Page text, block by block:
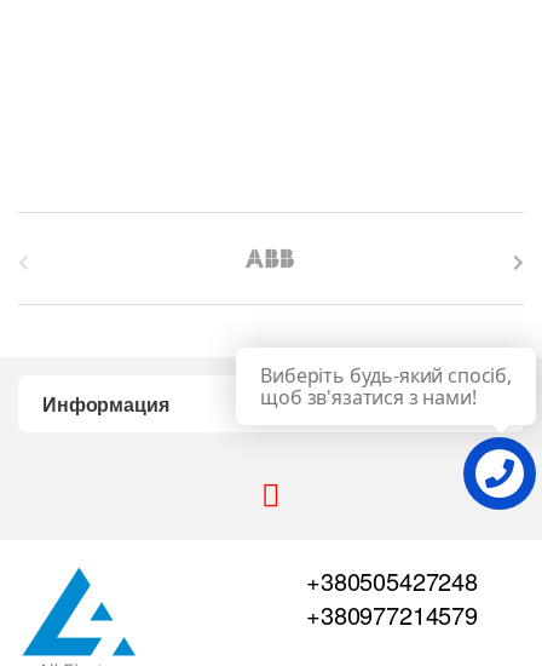
Информация
+380505427248
+380977214579
Виберіть будь-який спосіб,
щоб зв'язатися з нами!